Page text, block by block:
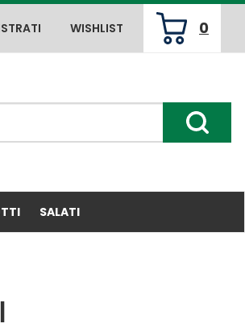
WISHLIST 0
ARTICOLI
INSERITI
Cerca
SALATI